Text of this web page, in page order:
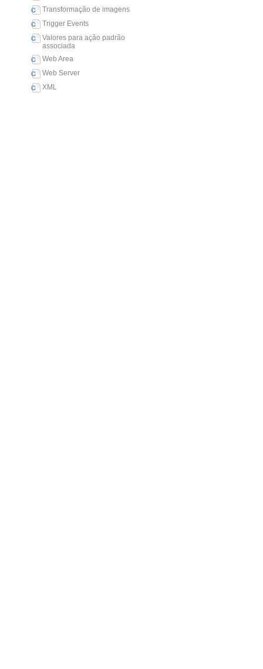
Transformação de imagens
Trigger Events
Valores para ação padrão
associada
Web Area
Web Server
XML